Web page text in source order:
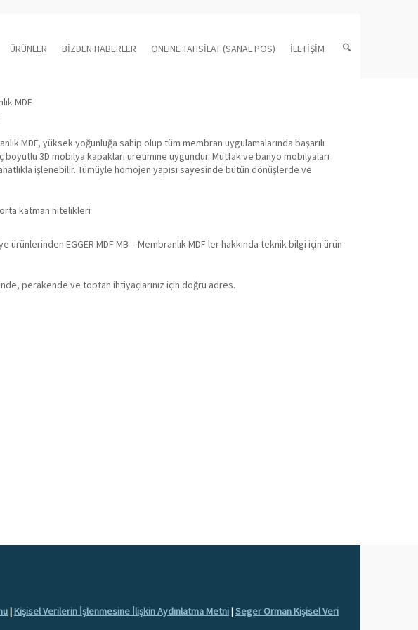
ÜRÜNLER BİZDEN HABERLER ONLINE TAHSİLAT (SANAL POS) İLETİŞİM
MDF
MDF, yüksek yoğunluğa sahip olup tüm membran uygulamalarında başarılı
boyutlu 3D mobilya kapakları üretimine uygundur. Mutfak ve banyo mobilyaları
işlenebilir. Tümüyle homojen yapısı sayesinde bütün dönüşlerde ve
orta katman nitelikleri
ürünlerinden EGGER MDF MB – Membranlık MDF ler hakkında teknik bilgi için ürün
perakende ve toptan ihtiyaçlarınız için doğru adres.
|Kişisel Verilerin İşlenmesine İlişkin Aydınlatma Metni |Seger Orman Kişisel Veri